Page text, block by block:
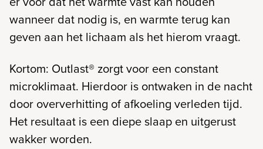
wanneer dat nodig is, en warmte terug kan
geven aan het lichaam als het hierom vraagt.
Kortom: Outlast® zorgt voor een constant
microklimaat. Hierdoor is ontwaken in de nacht
door oververhitting of afkoeling verleden tijd.
Het resultaat is een diepe slaap en uitgerust
wakker worden.